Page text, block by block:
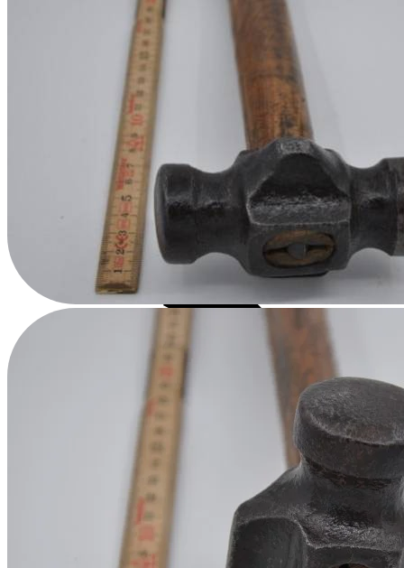
Camcı Çekiçleri
Çekiç Başlı Asalar
Çok Amaçlı Çekiçler